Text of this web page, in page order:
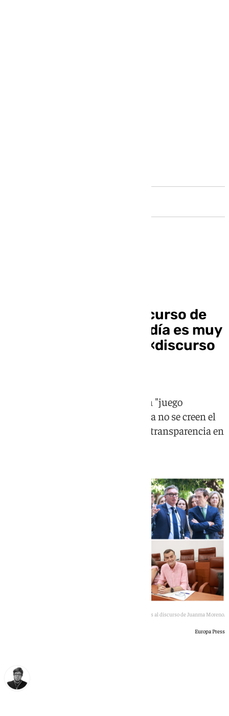
Las reacciones al discurso de
Juanma Moreno: «El día es muy
largo», «un teatro», «discurso
Vox advierte al PP que entra en un "juego
peligroso" mientras en la izquierda no se creen el
enfriamiento y hablan de falta de transparencia en
Las reacciones de los portavoces al discurso de Juanma Moreno.
Europa Press